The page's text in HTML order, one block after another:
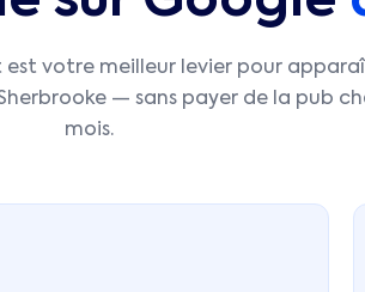
est votre meilleur levier pour
— sans payer de la pub
mois.